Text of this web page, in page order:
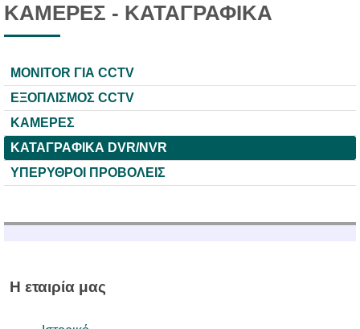
ΚΑΜΕΡΕΣ - KATAΓΡΑΦΙΚΑ
MONITOR ΓΙΑ CCTV
ΕΞΟΠΛΙΣΜΟΣ CCTV
ΚΑΜΕΡΕΣ
ΚΑΤΑΓΡΑΦΙΚΑ DVR/NVR
ΥΠΕΡΥΘΡΟΙ ΠΡΟΒΟΛΕΙΣ
Η εταιρία μας